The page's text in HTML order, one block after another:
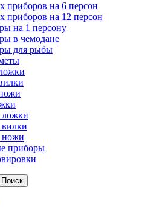
приборов на 6 персон
приборов на 12 персон
на 1 персону
в чемодане
для рыбы
ложки
ножи
приборы